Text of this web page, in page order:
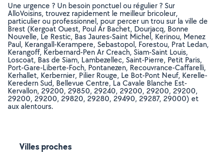
Une urgence ? Un besoin ponctuel ou régulier ? Sur
AlloVoisins, trouvez rapidement le meilleur bricoleur,
particulier ou professionnel, pour percer un trou sur la ville de
Brest (Kergoat Ouest, Poul Ar Bachet, Dourjacq, Bonne
Nouvelle, Le Restic, Bas Jaures-Saint Michel, Kerinou, Menez
Paul, Kerangall-Kerampere, Sebastopol, Forestou, Prat Ledan,
Kerangoff, Kerbernard-Pen Ar Creach, Siam-Saint Louis,
Loscoat, Bas de Siam, Lambezellec, Saint-Pierre, Petit Paris,
Port-Gare-Liberte-Foch, Pontanezen, Recouvrance-Caffarelli,
Kerhallet, Kerbernier, Pilier Rouge, Le Bot-Pont Neuf, Kerelle-
Keredern Sud, Bellevue Centre, La Cavale Blanche Est-
Kervallon, 29200, 29850, 29240, 29200, 29200, 29200,
29200, 29200, 29820, 29280, 29490, 29287, 29000) et
aux alentours.
Villes proches